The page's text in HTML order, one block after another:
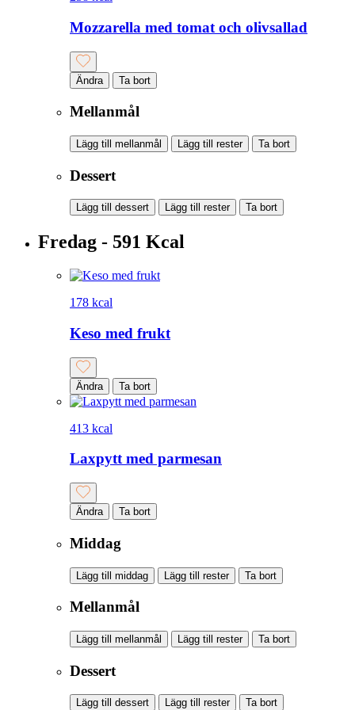
Mozzarella med tomat och olivsallad
Ändra Ta bort
Mellanmål
Lägg till mellanmål Lägg till rester Ta bort
Dessert
Lägg till dessert Lägg till rester Ta bort
Fredag - 591 Kcal
178 kcal
Keso med frukt
Ändra Ta bort
413 kcal
Laxpytt med parmesan
Ändra Ta bort
Middag
Lägg till middag Lägg till rester Ta bort
Mellanmål
Lägg till mellanmål Lägg till rester Ta bort
Dessert
Lägg till dessert Lägg till rester Ta bort